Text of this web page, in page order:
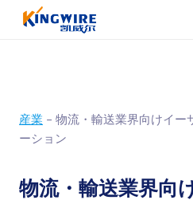
産業 - 物流・輸送業界向けイー
ーション
物流・輸送業界向